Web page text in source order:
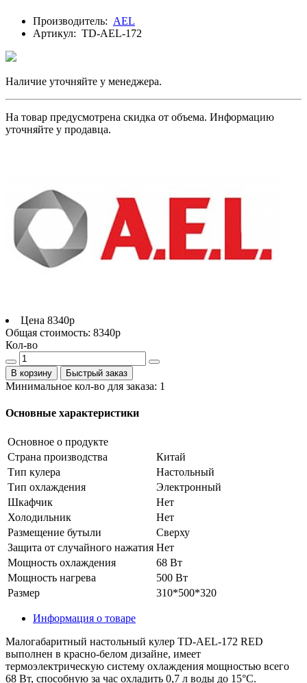
Производитель: AEL
Артикул: TD-AEL-172
Наличие уточняйте у менеджера.
На товар предусмотрена скидка от объема. Информацию
уточняйте у продавца.
Цена 8340р
Общая стоимость: 8340р
Кол-во
В корзину Быстрый заказ
Минимальное кол-во для заказа: 1
Основные характеристики
Основное о продукте
Страна производства
Китай
Тип кулера
Настольный
Тип охлаждения
Электронный
Шкафчик
Нет
Холодильник
Нет
Размещение бутыли
Сверху
Защита от случайного нажатия Нет
Мощность охлаждения
68 Вт
Мощность нагрева
500 Вт
Размер
310*500*320
Информация о товаре
Малогабаритный настольный кулер TD-AEL-172 RED
выполнен в красно-белом дизайне, имеет
термоэлектрическую систему охлаждения мощностью всего
68 Вт, способную за час охладить 0,7 л воды до 15°C.